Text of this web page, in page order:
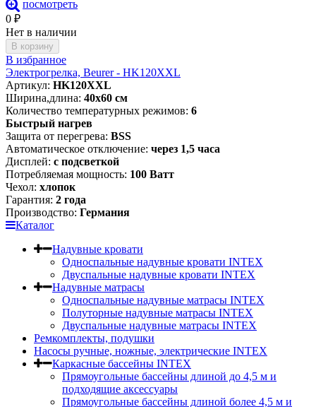
посмотреть
0 ₽
Нет в наличии
В корзину
В избранное
Электрогрелка, Beurer - HK120XXL
Артикул: HK120XXL
Ширина,длина: 40х60 см
Количество температурных режимов: 6
Быстрый нагрев
Защита от перегрева: BSS
Автоматическое отключение: через 1,5 часа
Дисплей: с подсветкой
Потребляемая мощность: 100 Ватт
Чехол: хлопок
Гарантия: 2 года
Производство: Германия
Каталог
Надувные кровати
Односпальные надувные кровати INTEX
Двуспальные надувные кровати INTEX
Надувные матрасы
Односпальные надувные матрасы INTEX
Полуторные надувные матрасы INTEX
Двуспальные надувные матрасы INTEX
Ремкомплекты, подушки
Насосы ручные, ножные, электрические INTEX
Каркасные бассейны INTEX
Прямоугольные бассейны длиной до 4,5 м и
подходящие аксессуары
Прямоугольные бассейны длиной более 4,5 м и